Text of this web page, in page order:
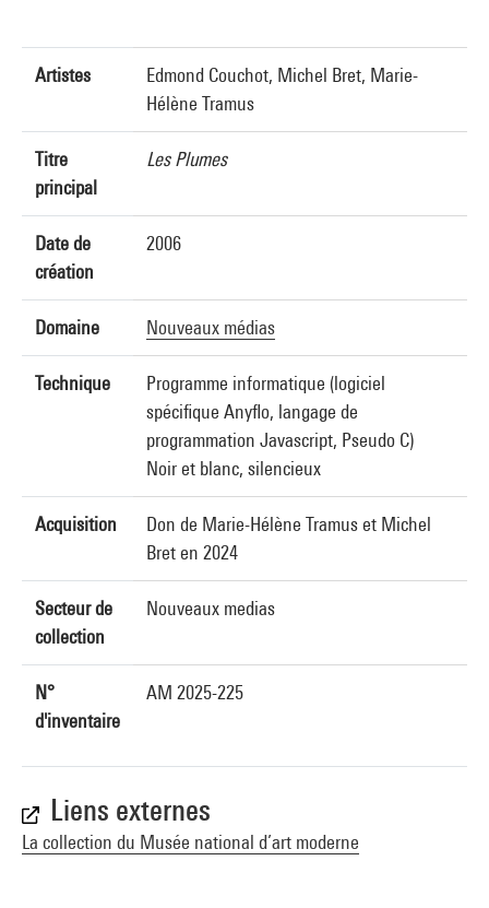
Artistes
Edmond Couchot, Michel Bret, Marie-
Hélène Tramus
Titre
principal
Les Plumes
Date de
création
2006
Domaine Nouveaux médias
Technique
Programme informatique (logiciel
spécifique Anyflo, langage de
programmation Javascript, Pseudo C)
Noir et blanc, silencieux
Acquisition
Don de Marie-Hélène Tramus et Michel
Bret en 2024
Secteur de
collection
Nouveaux medias
N°
d'inventaire
AM 2025-225
Liens externes
La collection du Musée national d’art moderne